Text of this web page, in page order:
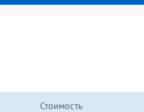
Стоимость